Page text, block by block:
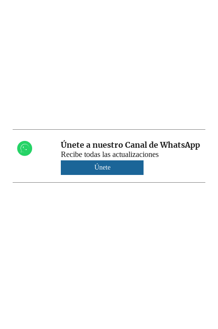
Únete a nuestro Canal de WhatsApp
Recibe todas las actualizaciones
Únete